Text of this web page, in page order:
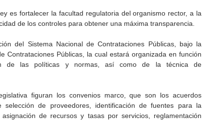
es fortalecer la facultad regulatoria del organismo rector, a la
de los controles para obtener una máxima transparencia.
del Sistema Nacional de Contrataciones Públicas, bajo la
Contrataciones Públicas, la cual estará organizada en función
de las políticas y normas, así como de la técnica de
figuran los convenios marco, que son los acuerdos
selección de proveedores, identificación de fuentes para la
de recursos y tasas por servicios, reglamentación